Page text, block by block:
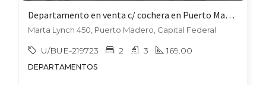
Departamento en venta c/ cochera en Puerto Madero
Marta Lynch 450, Puerto Madero, Capital Federal
U/BUE-219723 2 3 169.00
DEPARTAMENTOS